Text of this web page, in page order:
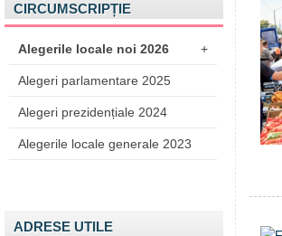
CIRCUMSCRIPȚIE
Alegerile locale noi 2026 +
Alegeri parlamentare 2025
Alegeri prezidențiale 2024
Alegerile locale generale 2023
ADRESE UTILE